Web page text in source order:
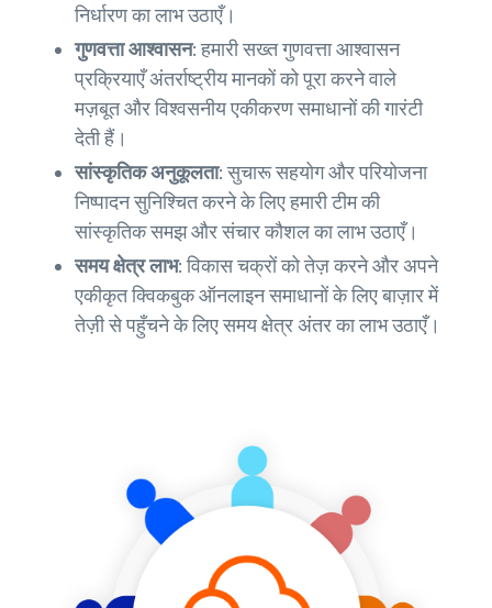
निर्धारण का लाभ उठाएँ।
गुणवत्ता आश्वासन:हमारी सख्त गुणवत्ता आश्वासन
प्रक्रियाएँ अंतर्राष्ट्रीय मानकों को पूरा करने वाले
मज़बूत और विश्वसनीय एकीकरण समाधानों की गारंटी
देती हैं।
सांस्कृतिक अनुकूलता:सुचारू सहयोग और परियोजना
निष्पादन सुनिश्चित करने के लिए हमारी टीम की
सांस्कृतिक समझ और संचार कौशल का लाभ उठाएँ।
समय क्षेत्र लाभ:विकास चक्रों को तेज़ करने और अपने
एकीकृत क्विकबुक ऑनलाइन समाधानों के लिए बाज़ार में
तेज़ी से पहुँचने के लिए समय क्षेत्र अंतर का लाभ उठाएँ।